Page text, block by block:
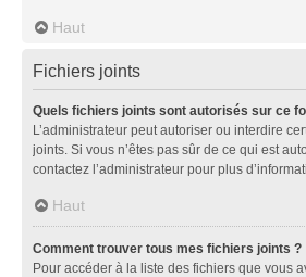
Haut
Fichiers joints
Quels fichiers joints sont autorisés sur ce
L’administrateur peut autoriser ou interdire
joints. Si vous n’êtes pas sûr de ce qui est
contactez l’administrateur pour plus
Haut
Comment trouver tous mes fichiers joints ?
Pour accéder à la liste des fichiers que vous